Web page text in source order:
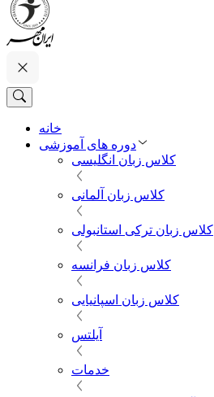
خانه
دوره های آموزشی
کلاس زبان انگلیسی
کلاس زبان آلمانی
کلاس زبان ترکی استانبولی
کلاس زبان فرانسه
کلاس زبان اسپانیایی
آیلتس
خدمات